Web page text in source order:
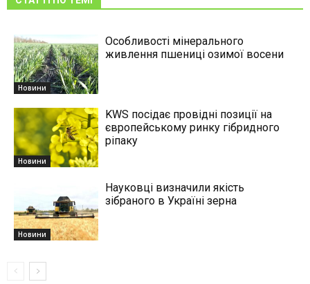
Новини
Особливості мінерального
живлення пшениці озимої восени
Новини
KWS посідає провідні позиції на
європейському ринку гібридного
ріпаку
Новини
Науковці визначили якість
зібраного в Україні зерна